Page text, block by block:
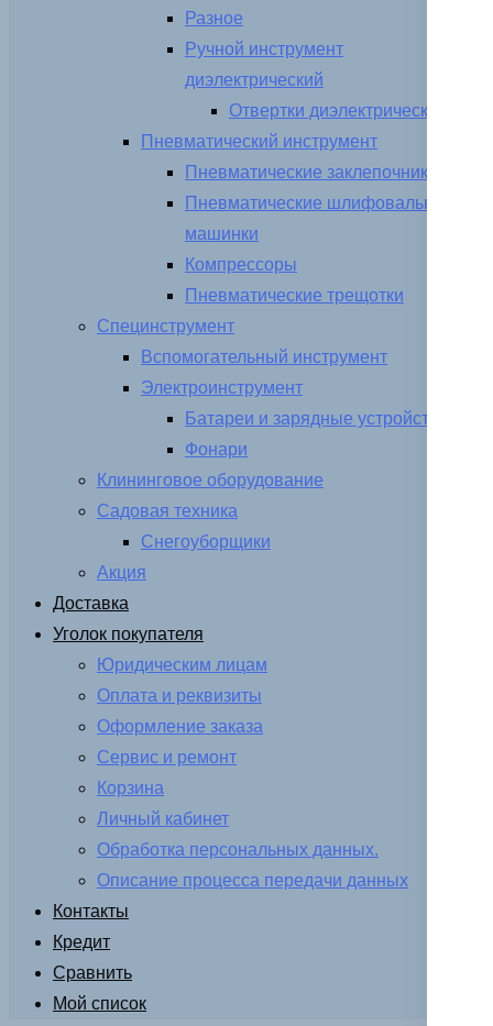
Разное
Ручной инструмент
диэлектрический
Отвертки диэлектрические
Пневматический инструмент
Пневматические заклепочники
Пневматические шлифовальные
машинки
Компрессоры
Пневматические трещотки
Специнструмент
Вспомогательный инструмент
Электроинструмент
Батареи и зарядные устройства
Фонари
Клининговое оборудование
Садовая техника
Снегоуборщики
Акция
Доставка
Уголок покупателя
Юридическим лицам
Оплата и реквизиты
Оформление заказа
Сервис и ремонт
Корзина
Личный кабинет
Обработка персональных данных.
Описание процесса передачи данных
Контакты
Кредит
Сравнить
Мой список